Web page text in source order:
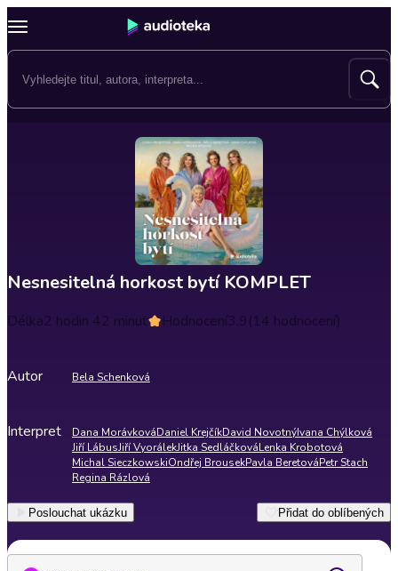
Nesnesitelná horkost bytí KOMPLET
Délka2 hodin 42 minut Hodnocení3.9(14 hodnocení)
Autor Bela Schenková
Interpret Dana MorávkováDaniel KrejčíkDavid NovotnýIvana Chýlková
Jiří LábusJiří VyorálekJitka SedláčkováLenka Krobotová
Michal SieczkowskiOndřej BrousekPavla BeretováPetr Stach
Regina Rázlová
Poslouchat ukázku Přidat do oblíbených